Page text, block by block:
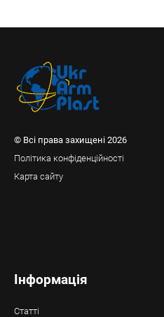
© Всі права захищені 2026
Політика конфіденційності
Карта сайту
Інформація
Статті